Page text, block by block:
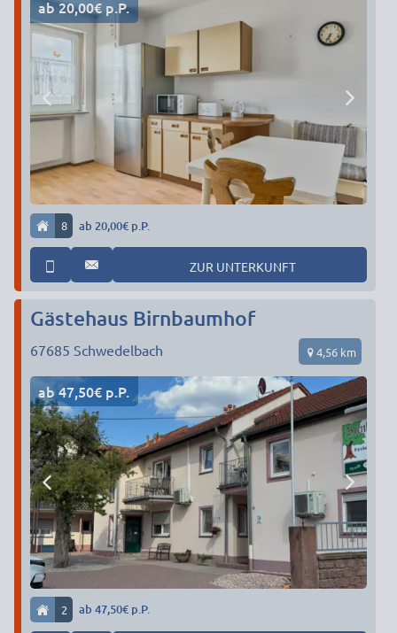
ab 20,00€ p.P.
8 ab 20,00€ p.P.
ZUR UNTERKUNFT
Gästehaus Birnbaumhof
67685 Schwedelbach 4,56 km
ab 47,50€ p.P.
2 ab 47,50€ p.P.